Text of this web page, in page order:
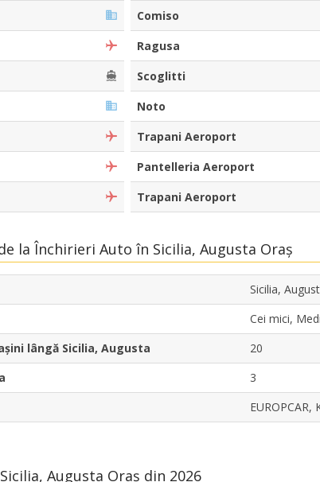
Comiso
Ragusa
Scoglitti
Noto
Trapani Aeroport
Pantelleria Aeroport
Trapani Aeroport
la Închirieri Auto în Sicilia, Augusta Oraș
Sicilia,
Cei mici,
lângă Sicilia, Augusta
20
3
EUROPCAR,
Augusta Oraș din 2026